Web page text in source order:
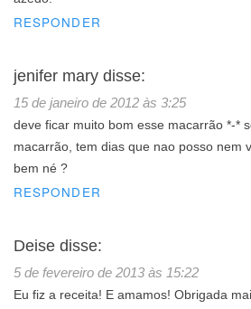
RESPONDER
jenifer mary disse:
15 de janeiro de 2012 às 3:25
deve ficar muito bom esse macarrão *-*
macarrão, tem dias que nao posso nem
bem né ?
RESPONDER
Deise disse:
5 de fevereiro de 2013 às 15:22
Eu fiz a receita! E amamos! Obrigada